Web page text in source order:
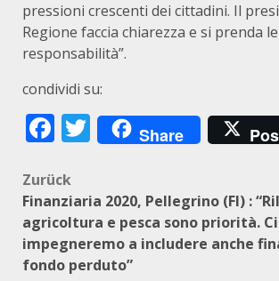
pressioni crescenti dei cittadini. Il
Regione faccia chiarezza e si prenda
responsabilità”.
condividi su:
Facebook
Twitter
Share
Beitragsnavigation
Zurück
Finanziaria 2020, Pellegrino (FI) :
agricoltura e pesca sono priorità. Ci
impegneremo a includere anche
fondo perduto”